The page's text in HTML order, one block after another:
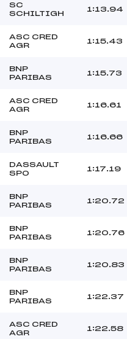
SC
SCHILTIGH
1:13.94
ASC CRED
AGR
1:15.43
BNP
PARIBAS
1:15.73
ASC CRED
AGR
1:16.61
BNP
PARIBAS
1:16.66
DASSAULT
SPO
1:17.19
BNP
PARIBAS
1:20.72
BNP
PARIBAS
1:20.76
BNP
PARIBAS
1:20.83
BNP
PARIBAS
1:22.37
ASC CRED
AGR
1:22.58